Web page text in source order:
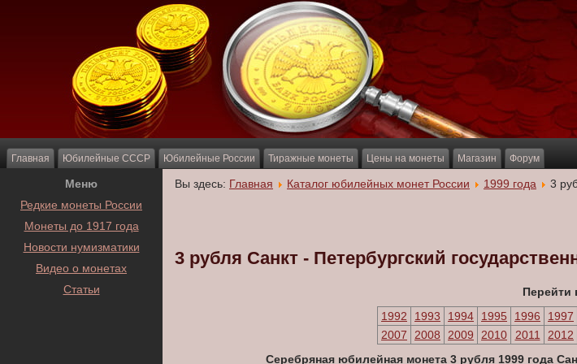
Главная Юбилейные СССР Юбилейные России Тиражные монеты Цены на монеты Магазин Форум
Меню
Редкие монеты России
Монеты до 1917 года
Новости нумизматики
Видео о монетах
Статьи
Вы здесь: Главная Каталог юбилейных монет России 1999 года 3
3 рубля Санкт - Петербургский
Перейти
1992
1993 1994 1995 1996 1997
2007
2008 2009 2010 2011 2012
Серебряная юбилейная монета 3 рубля 1999 года